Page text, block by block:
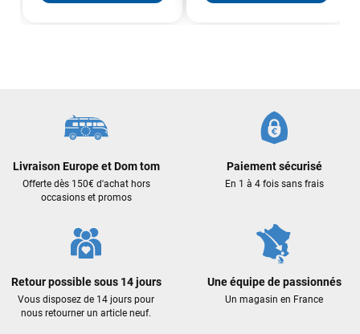
Livraison Europe et Dom tom
Offerte dès 150€ d'achat hors
occasions et promos
Paiement sécurisé
En 1 à 4 fois sans frais
Retour possible sous 14 jours
Vous disposez de 14 jours pour
nous retourner un article neuf.
Une équipe de passionnés
Un magasin en France